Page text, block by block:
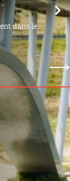
dans le
de la